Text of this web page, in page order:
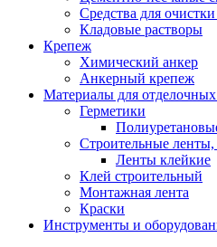
Средства для
Кладовые растворы
Крепеж
Химический анкер
Анкерный крепеж
Материалы для отделочных
Герметики
Строительные ленты,
Ленты клейкие
Клей строительный
Монтажная лента
Краски
Инструменты и